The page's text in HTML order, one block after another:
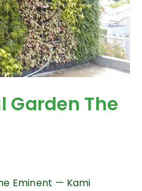
Garden The
Eminent — Kami